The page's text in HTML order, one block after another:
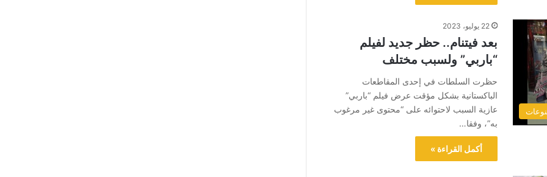
22 يوليو، 2023
بعد فيتنام.. حظر جديد لفيلم
“باربي” ولسبب مختلف
حظرت السلطات في إحدى المقاطعات
الباكستانية بشكل مؤقت عرض فيلم “باربي”
عازية السبب لاحتوائه على “محتوى غير مرغوب
به”، وفقا…
أكمل القراءة »